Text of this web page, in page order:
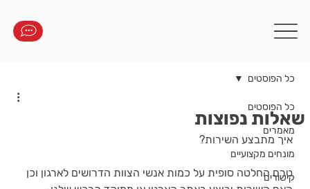
כל הפוסטים
מאמרים
מונחים מקצועיים
קישורים
כל הפוסטים
שאלות נפוצות
איך מתבצע השירות?
טרם החלטה סופית על כמות אנשי הצוות הדרושים לארגון וכן